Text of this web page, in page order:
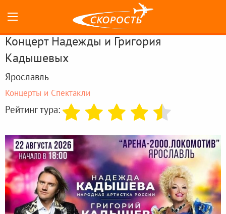
Концерт Надежды и Григория
Кадышевых
Ярославль
Концерты и Спектакли
Рейтинг тура: